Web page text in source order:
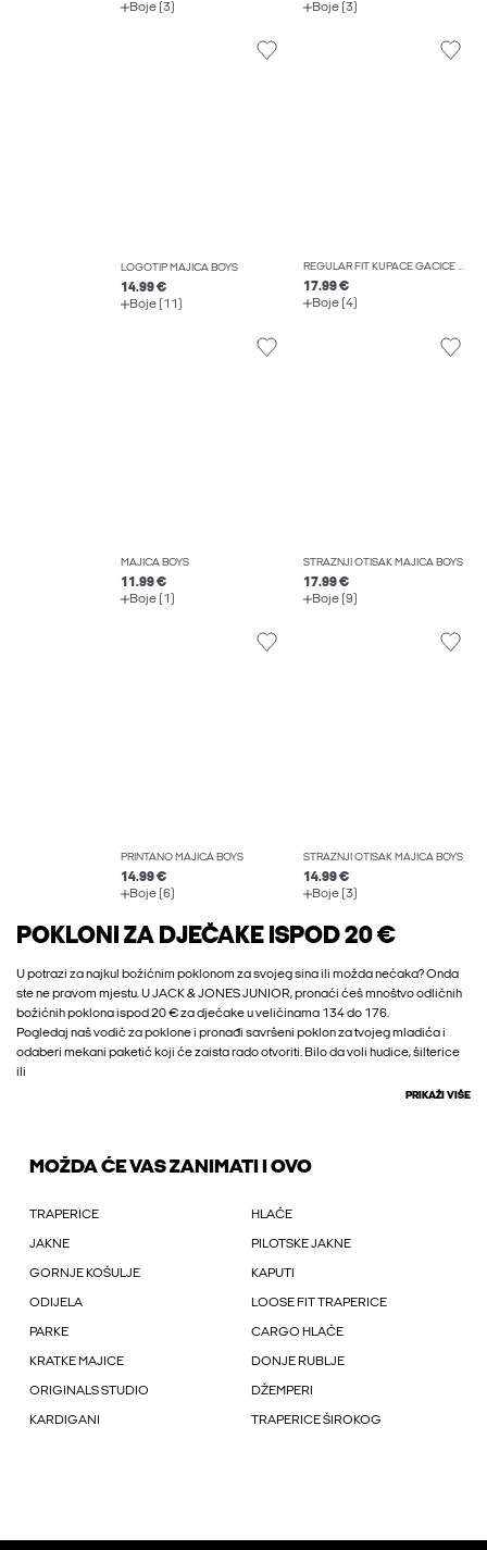
Boje (3)
Boje (3)
LOGOTIP MAJICA BOYS
14.99 €
Boje (11)
REGULAR FIT KUPAĆE GAĆICE BOYS
17.99 €
Boje (4)
MAJICA BOYS
11.99 €
Boje (1)
STRAŽNJI OTISAK MAJICA BOYS
17.99 €
Boje (9)
PRINTANO MAJICA BOYS
14.99 €
Boje (6)
STRAŽNJI OTISAK MAJICA BOYS
14.99 €
Boje (3)
POKLONI ZA DJEČAKE ISPOD 20 €
U potrazi za najkul božićnim poklonom za svojeg sina ili možda nećaka? Onda
ste ne pravom mjestu. U JACK & JONES JUNIOR, pronaći ćeš mnoštvo odličnih
božićnih poklona ispod 20 € za dječake u veličinama 134 do 176.
Pogledaj naš vodič za poklone i pronađi savršeni poklon za tvojeg mladića i
odaberi mekani paketić koji će zaista rado otvoriti. Bilo da voli hudice, šilterice
ili
PRIKAŽI VIŠE
MOŽDA ĆE VAS ZANIMATI I OVO
TRAPERICE HLAČE
JAKNE PILOTSKE JAKNE
GORNJE KOŠULJE KAPUTI
ODIJELA LOOSE FIT TRAPERICE
PARKE CARGO HLAČE
KRATKE MAJICE DONJE RUBLJE
ORIGINALS STUDIO DŽEMPERI
KARDIGANI TRAPERICE ŠIROKOG